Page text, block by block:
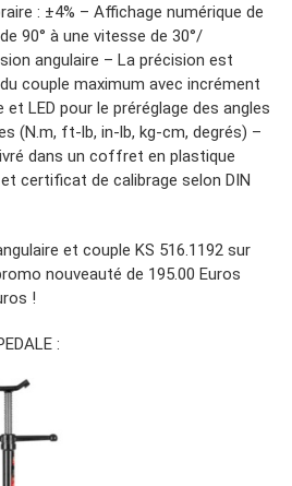
: ±4% – Affichage numérique de
90° à une vitesse de 30°/
angulaire – La précision est
couple maximum avec incrément
LED pour le préréglage des angles
(N.m, ft-lb, in-lb, kg-cm, degrés) –
dans un coffret en plastique
certificat de calibrage selon DIN
et couple KS 516.1192 sur
nouveauté de 195.00 Euros
!
: